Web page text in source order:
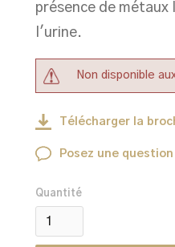
présence de métaux
l'urine.
Non disponible
Télécharger la
Posez une question
Quantité